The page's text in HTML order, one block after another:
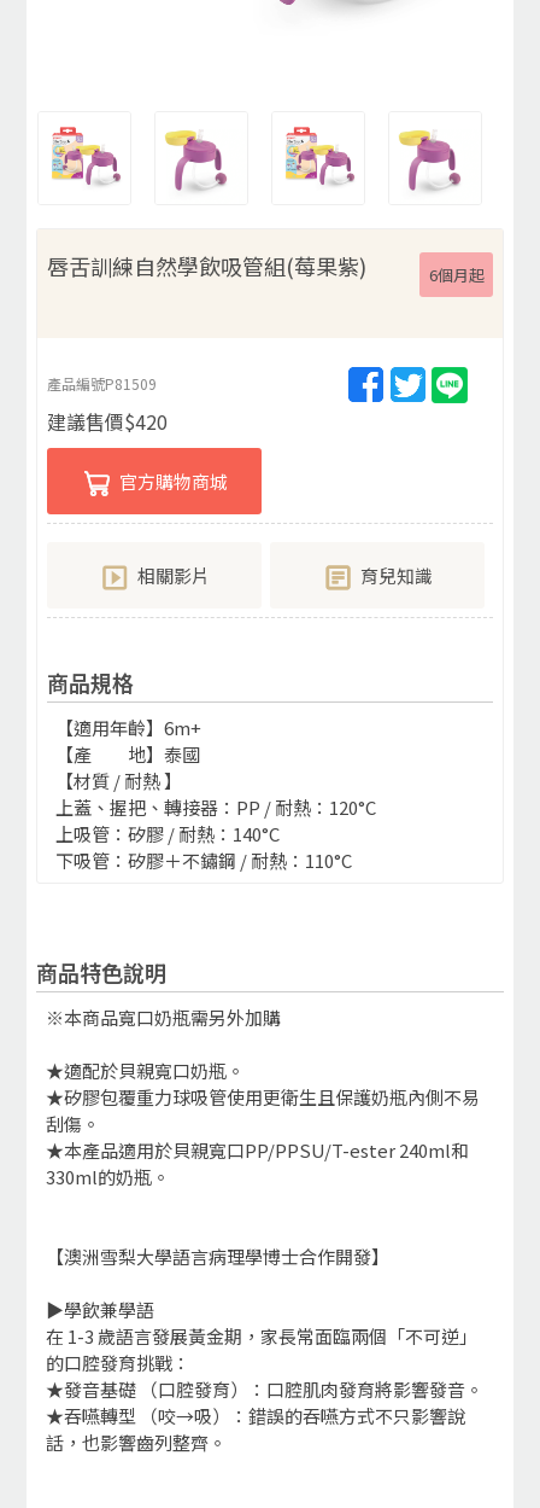
唇舌訓練自然學飲吸管組(莓果紫) 6個月起
產品編號P81509
建議售價$420
官方購物商城
相關影片 育兒知識
商品規格
【適用年齡】6m+
【產 地】泰國
【材質 / 耐熱 】
上蓋、握把、轉接器：PP / 耐熱：120°C
上吸管：矽膠 / 耐熱：140°C
下吸管：矽膠＋不鏽鋼 / 耐熱：110°C
商品特色說明
※本商品寬口奶瓶需另外加購
★適配於貝親寬口奶瓶。
★矽膠包覆重力球吸管使用更衛生且保護奶瓶內側不易
刮傷。
★本產品適用於貝親寬口PP/PPSU/T-ester 240ml和
330ml的奶瓶。
【澳洲雪梨大學語言病理學博士合作開發】
▶學飲兼學語
在 1-3 歲語言發展黃金期，家長常面臨兩個「不可逆」
的口腔發育挑戰：
★發音基礎 （口腔發育）：口腔肌肉發育將影響發音。
★吞嚥轉型 （咬→吸）：錯誤的吞嚥方式不只影響說
話，也影響齒列整齊。